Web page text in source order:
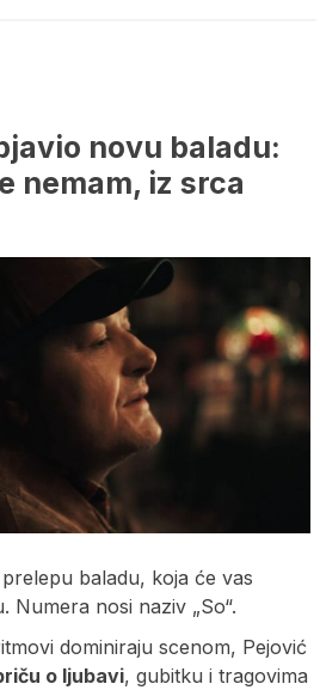
novu baladu:
nemam, iz srca
baladu, koja će vas
Numera nosi naziv „So“.
dominiraju scenom, Pejović
o ljubavi, gubitku i tragovima